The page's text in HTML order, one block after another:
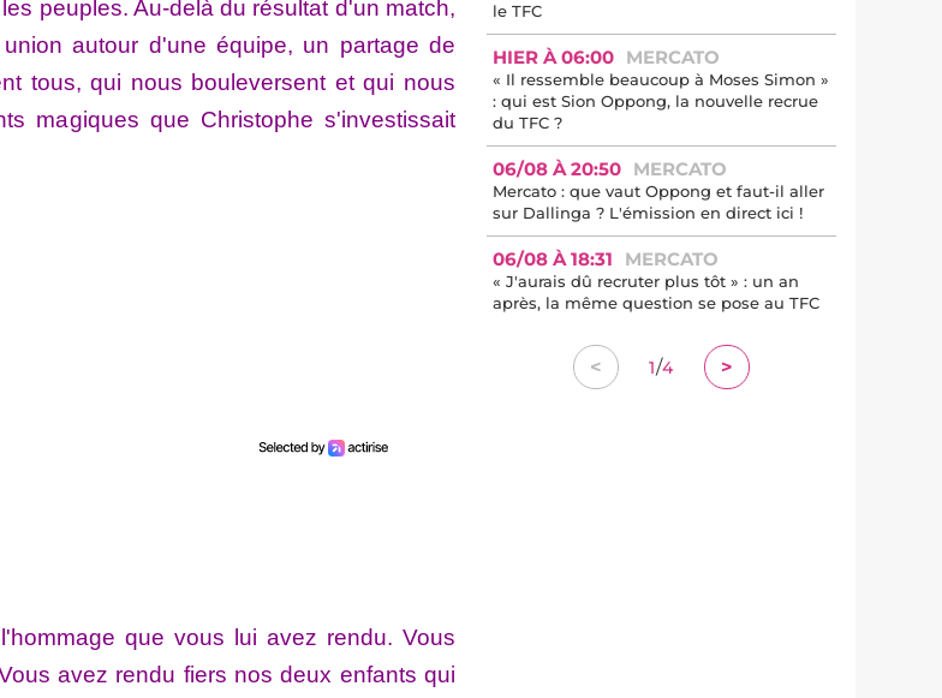
peuples. Au-delà du résultat d'un match,
autour d'une équipe, un partage de
tous, qui nous bouleversent et qui nous
magiques que Christophe s'investissait
que vous lui avez rendu. Vous
avez rendu fiers nos deux enfants qui
le TFC
HIER À 06:00 MERCATO
« Il ressemble beaucoup à Moses Simon »
: qui est Sion Oppong, la nouvelle recrue
du TFC ?
06/08 À 20:50 MERCATO
Mercato : que vaut Oppong et faut-il aller
sur Dallinga ? L'émission en direct ici !
06/08 À 18:31 MERCATO
« J'aurais dû recruter plus tôt » : un an
après, la même question se pose au TFC
< 1/4 >